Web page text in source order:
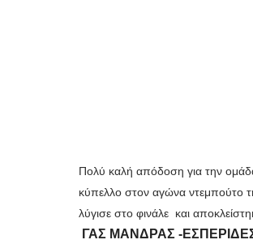
Πολύ καλή απόδοση για την
κύπελλο στον αγώνα ντεμπούτο
λύγισε στο φινάλε και
ΓΑΣ ΜΑΝΔΡΑΣ -